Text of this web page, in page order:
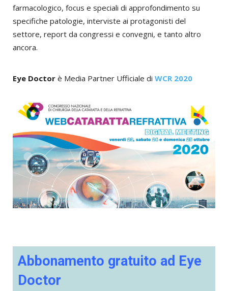
farmacologico, focus e speciali di approfondimento su
specifiche patologie, interviste ai protagonisti del
settore, report da congressi e convegni, e tanto altro
ancora.
Eye Doctor è Media Partner Ufficiale di WCR 2020
Abbonamento gratuito ad Eye
Doctor